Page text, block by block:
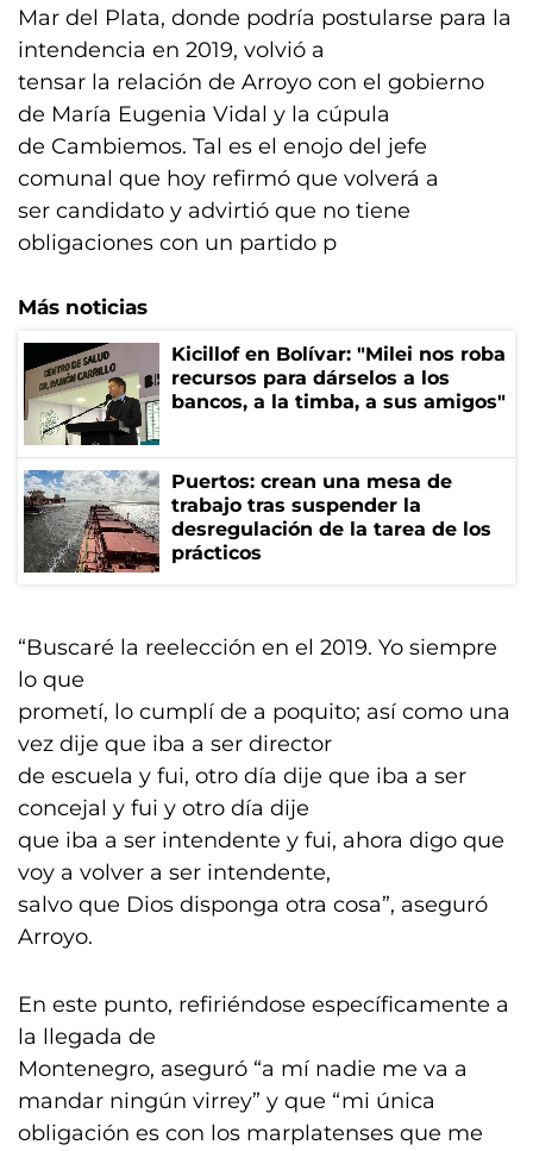
Mar del Plata, donde podría postularse para la
intendencia en 2019, volvió a
tensar la relación de Arroyo con el gobierno
de María Eugenia Vidal y la cúpula
de Cambiemos. Tal es el enojo del jefe
comunal que hoy refirmó que volverá a
ser candidato y advirtió que no tiene
obligaciones con un partido p
Más noticias
Kicillof en Bolívar: "Milei nos roba
recursos para dárselos a los
bancos, a la timba, a sus amigos"
Puertos: crean una mesa de
trabajo tras suspender la
desregulación de la tarea de los
prácticos
“Buscaré la reelección en el 2019. Yo siempre
lo que
prometí, lo cumplí de a poquito; así como una
vez dije que iba a ser director
de escuela y fui, otro día dije que iba a ser
concejal y fui y otro día dije
que iba a ser intendente y fui, ahora digo que
voy a volver a ser intendente,
salvo que Dios disponga otra cosa”, aseguró
Arroyo.
En este punto, refiriéndose específicamente a
la llegada de
Montenegro, aseguró “a mí nadie me va a
mandar ningún virrey” y que “mi única
obligación es con los marplatenses que me